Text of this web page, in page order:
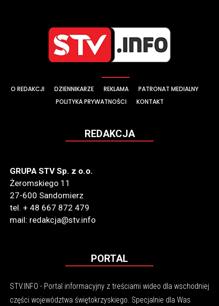
O REDAKCJI DZIENNIKARZE REKLAMA
PATRONAT MEDIALNY
POLITYKA PRYWATNOŚCI
KONTAKT
REDAKCJA
GRUPA STV Sp. z o.o.
Żeromskiego 11
27-600 Sandomierz
tel. + 48 667 872 479
mail: redakcja@stv.info
PORTAL
STV.INFO - Portal informacyjny z treściami wideo dla wschodniej
części województwa świętokrzyskiego. Specjalnie dla Was